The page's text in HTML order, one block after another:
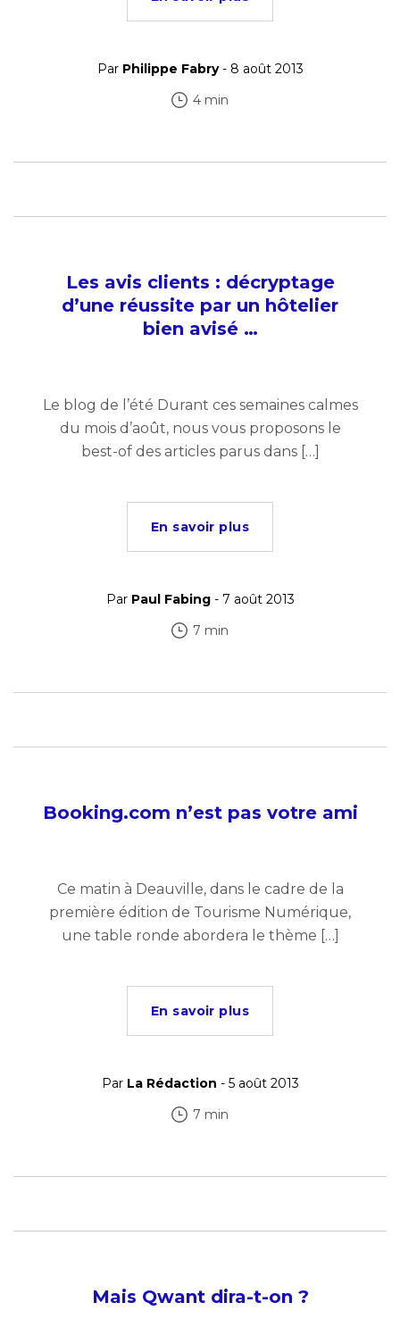
Par Philippe Fabry- 8 août 2013
4 min
Les avis clients : décryptage
d’une réussite par un hôtelier
bien avisé …
Le blog de l’été Durant ces semaines calmes
du mois d’août, nous vous proposons le
best-of des articles parus dans […]
En savoir plus
Par Paul Fabing- 7 août 2013
7 min
Booking.com n’est pas votre ami
Ce matin à Deauville, dans le cadre de la
première édition de Tourisme Numérique,
une table ronde abordera le thème […]
En savoir plus
Par La Rédaction - 5 août 2013
7 min
Mais Qwant dira-t-on ?